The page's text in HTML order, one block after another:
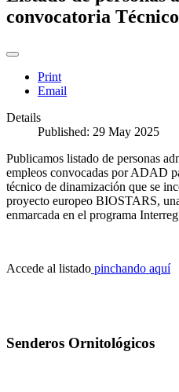
convocatoria
Print
Email
Details
Published: 29 May 2025
Publicamos listado de personas
empleos convocadas por ADAD
técnico de dinamización que se
proyecto europeo BIOSTARS,
enmarcada en el programa
Accede al listado pinchando aquí
Senderos Ornitológicos